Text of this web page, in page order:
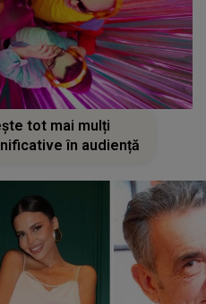
tot mai mulți
în audiență